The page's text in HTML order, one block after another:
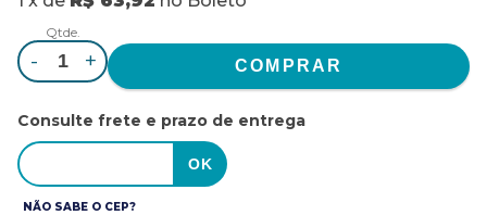
Qtde.
- +
Consulte frete e prazo de entrega
NÃO SABE O CEP?